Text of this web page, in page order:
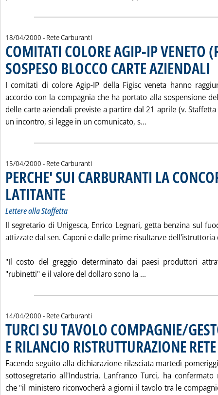
18/04/2000 - Rete Carburanti
COMITATI COLORE AGIP-IP VENETO
SOSPESO BLOCCO CARTE AZIENDALI
I comitati di colore Agip-IP della Figisc veneta hanno
accordo con la compagnia che ha portato alla sospensione
delle carte aziendali previste a partire dal 21 aprile (v.
un incontro, si legge in un comunicato, s...
15/04/2000 - Rete Carburanti
PERCHE' SUI CARBURANTI LA
LATITANTE
Lettere alla Staffetta
Il segretario di Unigesca, Enrico Legnari, getta benzina sul
attizzate dal sen. Caponi e dalle prime risultanze
"Il costo del greggio determinato dai paesi produttori
"rubinetti" e il valore del dollaro sono la ...
14/04/2000 - Rete Carburanti
TURCI SU TAVOLO COMPAGNIE/
E RILANCIO RISTRUTTURAZIONE RETE
Facendo seguito alla dichiarazione rilasciata martedì
sottosegretario all'Industria, Lanfranco Turci, ha
che "il ministero riconvocherà a giorni il tavolo tra le